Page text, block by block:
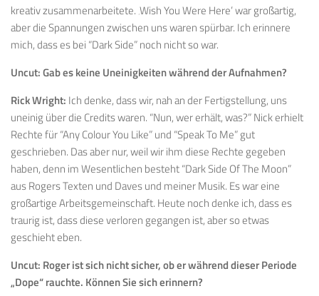
kreativ zusammenarbeitete. ‚Wish You Were Here’ war großartig,
aber die Spannungen zwischen uns waren spürbar. Ich erinnere
mich, dass es bei “Dark Side” noch nicht so war.
Uncut:Gab es keine Uneinigkeiten während der Aufnahmen?
Rick Wright: Ich denke, dass wir, nah an der Fertigstellung, uns
uneinig über die Credits waren. “Nun, wer erhält, was?” Nick erhielt
Rechte für “Any Colour You Like” und “Speak To Me” gut
geschrieben. Das aber nur, weil wir ihm diese Rechte gegeben
haben, denn im Wesentlichen besteht “Dark Side Of The Moon”
aus Rogers Texten und Daves und meiner Musik. Es war eine
großartige Arbeitsgemeinschaft. Heute noch denke ich, dass es
traurig ist, dass diese verloren gegangen ist, aber so etwas
geschieht eben.
Uncut: Roger ist sich nicht sicher, ob er während dieser Periode
„Dope“ rauchte. Können Sie sich erinnern?